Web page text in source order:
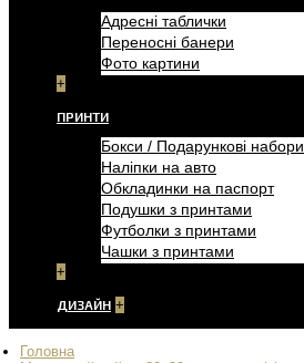
Адресні таблички
Переносні банери
Фото картини
+
ПРИНТИ
Бокси / Подарункові набори
Наліпки на авто
Обкладинки на паспорт
Подушки з принтами
Футболки з принтами
Чашки з принтами
+
ДИЗАЙН +
Головна